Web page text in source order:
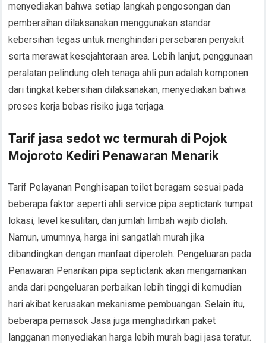
menyediakan bahwa setiap langkah pengosongan dan
pembersihan dilaksanakan menggunakan standar
kebersihan tegas untuk menghindari persebaran penyakit
serta merawat kesejahteraan area. Lebih lanjut, penggunaan
peralatan pelindung oleh tenaga ahli pun adalah komponen
dari tingkat kebersihan dilaksanakan, menyediakan bahwa
proses kerja bebas risiko juga terjaga.
Tarif jasa sedot wc termurah di Pojok
Mojoroto Kediri Penawaran Menarik
Tarif Pelayanan Penghisapan toilet beragam sesuai pada
beberapa faktor seperti ahli service pipa septictank tumpat
lokasi, level kesulitan, dan jumlah limbah wajib diolah.
Namun, umumnya, harga ini sangatlah murah jika
dibandingkan dengan manfaat diperoleh. Pengeluaran pada
Penawaran Penarikan pipa septictank akan mengamankan
anda dari pengeluaran perbaikan lebih tinggi di kemudian
hari akibat kerusakan mekanisme pembuangan. Selain itu,
beberapa pemasok Jasa juga menghadirkan paket
langganan menyediakan harga lebih murah bagi jasa teratur.